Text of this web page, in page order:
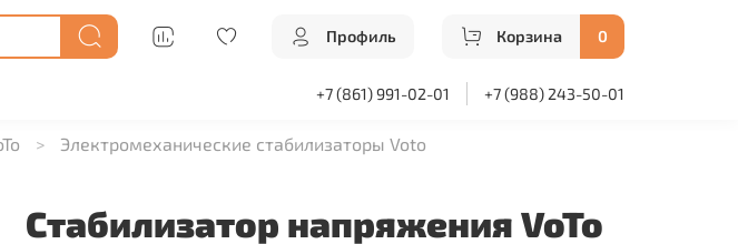
Профиль Корзина 0
+7 (861) 991-02-01 +7 (988) 243-50-01
Электромеханические стабилизаторы Voto
Стабилизатор напряжения VoTo